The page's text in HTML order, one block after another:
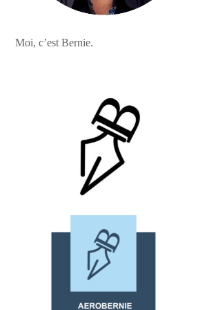
Moi, c’est Bernie.